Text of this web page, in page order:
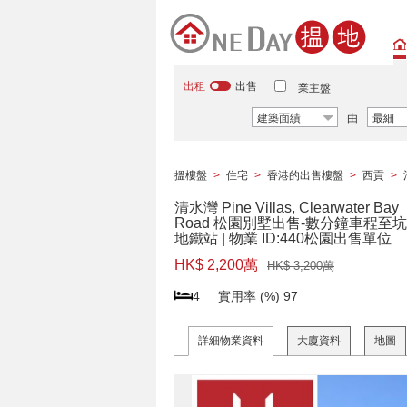
出租 出售 業主盤
建築面績 由 最細
搵樓盤 > 住宅 > 香港的出售樓盤 > 西貢 >
清水灣 Pine Villas, Clearwater Bay
Road 松園別墅出售-數分鐘車程至
地鐵站 | 物業 ID:440松園出售單位
HK$ 2,200萬
HK$ 3,200萬
4 實用率 (%) 97
詳細物業資料 大廈資料 地圖